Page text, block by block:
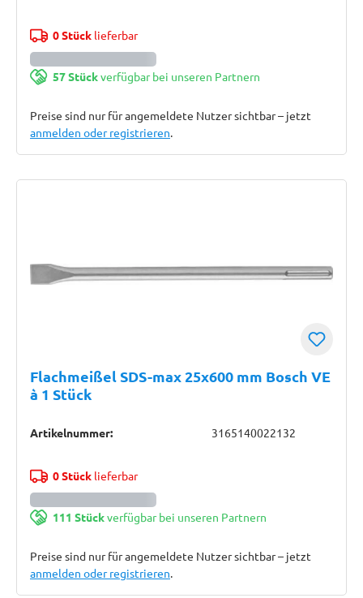
0 Stücklieferbar
57 Stückverfügbar bei unseren Partnern
Preise sind nur für angemeldete Nutzer sichtbar – jetzt
anmelden oder registrieren.
Flachmeißel SDS-max 25x600 mm Bosch VE
à 1 Stück
Artikelnummer: 3165140022132
0 Stücklieferbar
111 Stückverfügbar bei unseren Partnern
Preise sind nur für angemeldete Nutzer sichtbar – jetzt
anmelden oder registrieren.